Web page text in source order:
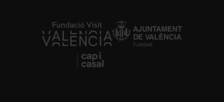
https://fundacion.visitvalencia.com/